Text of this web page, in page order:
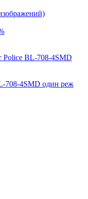
708-4SMD один реж